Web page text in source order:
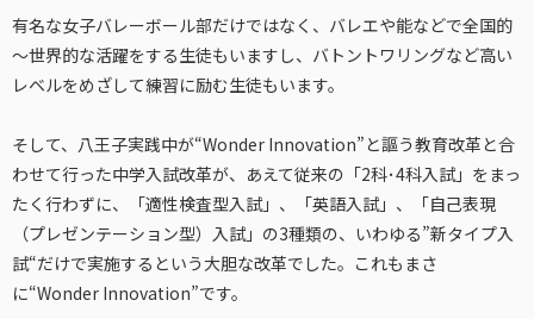
有名な女子バレーボール部だけではなく、バレエや能などで全国的
～世界的な活躍をする生徒もいますし、バトントワリングなど高い
レベルをめざして練習に励む生徒もいます。
そして、八王子実践中が“Wonder Innovation”と謳う教育改革と合
わせて行った中学入試改革が、あえて従来の「2科･4科入試」をまっ
たく行わずに、「適性検査型入試」、「英語入試」、「自己表現
（プレゼンテーション型）入試」の3種類の、いわゆる”新タイプ入
試“だけで実施するという大胆な改革でした。これもまさ
に“Wonder Innovation”です。